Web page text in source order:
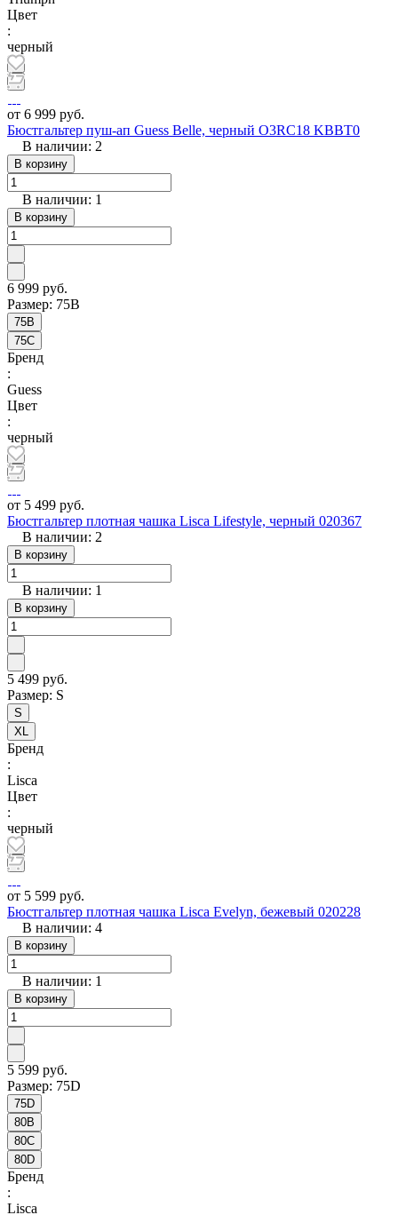
Цвет
:
черный
от 6 999 руб.
Бюстгальтер пуш-ап Guess Belle, черный O3RC18 KBBT0
В наличии: 2
В корзину
В наличии: 1
В корзину
6 999 руб.
Размер: 75B
75B
75C
Бренд
:
Guess
Цвет
:
черный
от 5 499 руб.
Бюстгальтер плотная чашка Lisca Lifestyle, черный 020367
В наличии: 2
В корзину
В наличии: 1
В корзину
5 499 руб.
Размер: S
S
XL
Бренд
:
Lisca
Цвет
:
черный
от 5 599 руб.
Бюстгальтер плотная чашка Lisca Evelyn, бежевый 020228
В наличии: 4
В корзину
В наличии: 1
В корзину
5 599 руб.
Размер: 75D
75D
80B
80C
80D
Бренд
:
Lisca